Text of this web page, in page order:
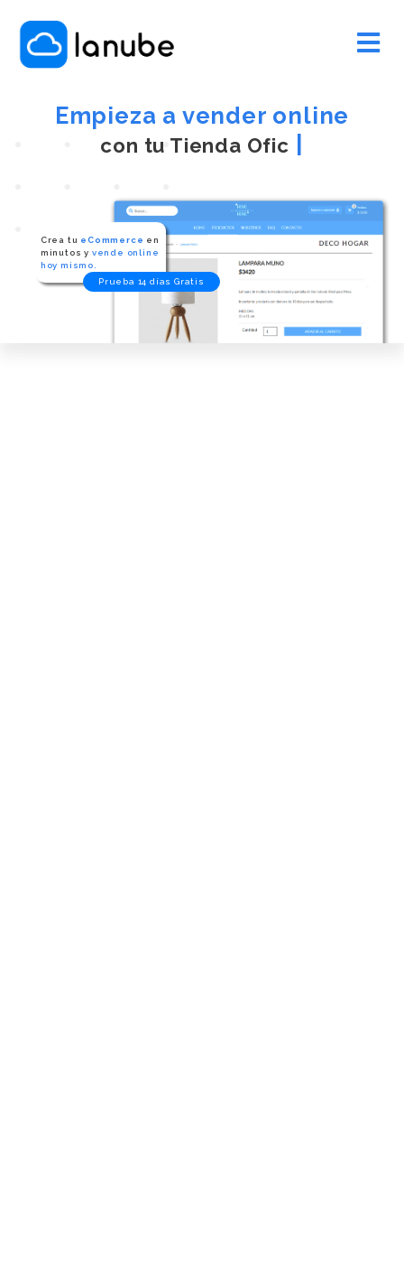
Empieza a vender online
con tu Tie |
Crea tu eCommerce en
minutos y vende online
hoy mismo.
Prueba 14 días Gratis